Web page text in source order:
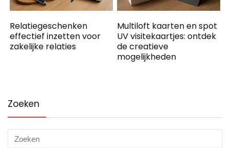
Relatiegeschenken
effectief inzetten voor
zakelijke relaties
Multiloft kaarten en spot
UV visitekaartjes: ontdek
de creatieve
mogelijkheden
Zoeken